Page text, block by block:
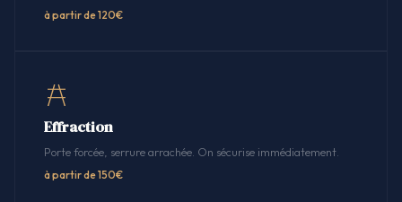
à partir de 120€
Effraction
Porte forcée, serrure arrachée. On sécurise immédiatement.
à partir de 150€